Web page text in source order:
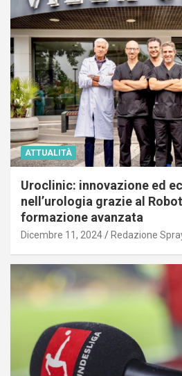
ATTUALITÀ
Uroclinic: innovazione ed
nell’urologia grazie al
formazione avanzata
Dicembre 11, 2024 Redazione